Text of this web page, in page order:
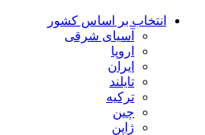
انتخاب بر اساس کشور
آسیای شرقی
اروپا
ایران
تایلند
ترکیه
چین
ژاپن